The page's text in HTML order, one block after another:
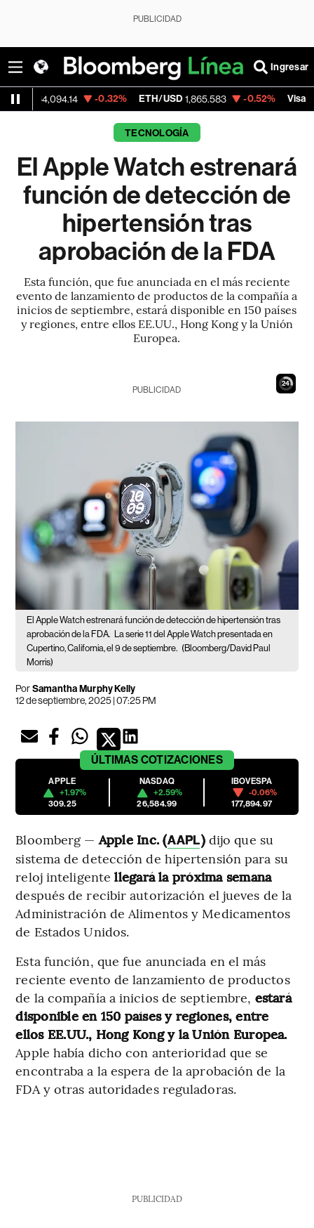
PUBLICIDAD
Ingresar
-0.32% ETH/USD 1,865.583 -0.52% Visa 369.59
TECNOLOGÍA
El Apple Watch estrenará
función de detección de
hipertensión tras
aprobación de la FDA
Esta función, que fue anunciada en el más reciente
evento de lanzamiento de productos de la compañía a
inicios de septiembre, estará disponible en 150 países
y regiones, entre ellos EE.UU., Hong Kong y la Unión
Europea.
23
PUBLICIDAD
El Apple Watch estrenará función de detección de hipertensión tras
aprobación de la FDA. La serie 11 del Apple Watch presentada en
Cupertino, California, el 9 de septiembre. (Bloomberg/David Paul
Morris)
PorSamantha Murphy Kelly
12 de septiembre, 2025 | 07:25 PM
ÚLTIMAS COTIZACIONES
APPLE
+1.97%
309.25
NASDAQ
+2.59%
26,584.99
IBOVESPA
-0.06%
177,894.97
Bloomberg —Apple Inc. (AAPL)dijo que su
sistema de detección de hipertensión para su
reloj inteligente llegará la próxima semana
después de recibir autorización el jueves de la
Administración de Alimentos y Medicamentos
de Estados Unidos.
Esta función, que fue anunciada en el más
reciente evento de lanzamiento de productos
de la compañía a inicios de septiembre, estará
disponible en 150 países y regiones, entre
ellos EE.UU., Hong Kong y la Unión Europea.
Apple había dicho con anterioridad que se
encontraba a la espera de la aprobación de la
FDA y otras autoridades reguladoras.
PUBLICIDAD